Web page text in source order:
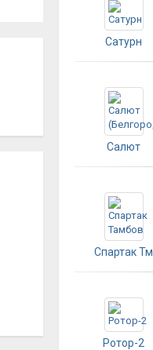
Сатурн
Салют
Спартак Тм
Ротор-2